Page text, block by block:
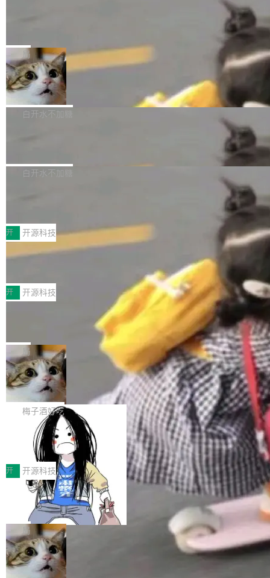
是把这段空隙补上。 回退到任何一次编辑：Delt
aDB 捕获 commit 之间的每一次操作，...
微软同期总资本开支的四成。 与亚马逊、Alpha
bet、微软以及 Meta 等传统科技巨头相比，Spa
ceXAI的资金消耗速度尤为引人瞩目。然而，支
撑庞大支出的资金来源却呈现出截然不同的面
貌。数据显示，微软和 Meta 主要依托充沛的经
一个在终端里运行的编程 agent；Muse Spark
1.2，驱动这个 agent 的新模型。一句话概括：
你可以用 curl -fsSL https://dev.meta.ai/install.
sh | bash 安装一个能在大项目里自动规划、写
代码、验证结果的 AI 终端工具。 据介绍，Muse
个主 agent 循环，外加一组后台 agent。这些后
局
美团开源 LoHoSearch，用知识图谱校
准 AI 能力认知
机器出题的前提，是让机器拥有全局视野。整个
构建流程可以分为四个环节：建图 → 控制难度
白开水不加糖
库，并将作为transport接入Mooncake TENT。
MPComm将作为一种传输引擎接入Mooncake T
ENT，实现零拷贝传输性能提升30%、非零拷贝
传输性能最高提升5倍。UCL-MPComm底层基
于自研UCL-Engine通信引擎，后续腾讯网平将
持续开源更多基于UCL-Engine的高性能通信组
件。 腾讯网平团队在UCL-MPComm中实现了一
个独立于业务线程的全局通信引擎（Engine），
白开水不加糖
型案例入选名单》，深信服“面向企业研发场景的
开源 AI 编程平台 CoStrict 应用”凭借卓越的技术
创新与落地成效成功入选。 全链路私有化部署，
助力企业AI研发安全落地 当前，越来越多企业已
经开始引入 AI Coding 工具，通过调用公有云模
型或企业内部部署模型提升研发效率。但随着 AI
Coding 从个人辅助工具逐步走向团队级、组织
级应用，企业在规模化落地过程中，对安全性、
可控性和代码质量提出了更高要求。 首先是数据
安全与合规要求。对于大多数普通研发场景，公
有云模型能够满足快速试用和效率提升的需求。
但对于金融、能源、医疗等对数据安全要求较...
开 开源科技
深信服AI算力网关入选工信部人工智能
前不久，工业和信息化部正式发布《2025年人工
智能应用典型案例名单》，集中展示人工智能在
各领域的应用成果，覆盖技术底座、行业赋能、
产品应用、支撑保障、专题等五大方向。深信服
AI算力网关（AI创新平台）成功入选！ 随着各行
各业的Agent走向规模化建设，算力构成形态逐
渐丰富，用户关注的重点也在发生变化：不只是
让AI用起来，还要进一步看清混合算力时代下，
Token花在哪里、算力是否被充分利用，以及持
续增长的AI成本该如何优化。 深信服AI算力网关
正是围绕这些实际问题，从Token治理和成本治
理两个方面，让用户的每一份算力都看得清、管
得住、用得稳、省得下、更安全！ 一、从现在开
始，Token使用一目...
开 开源科技
Jeff Dean 离开 Google：一个时代的结
束，一个实验室的开始
Google 员工编号 20。MapReduce 作者之一。
Bigtable 作者之一。TensorFlow 的作者之一。
Gemini 的架构师。Google 首席科学家。 Jeff D
ean 在 Google 工作了 27 年后，宣布离职。 他
不是一个人走。一同离开的还有 Sanjay Ghema
wat（Google 员工编号 23，Jeff Dean 二十多
年的编程搭档，MapReduce 和 Bigtable 的共同
作者）、Quoc Le（Google 大脑核心成员，Se
q2Seq 和 DocAI 的共同发明人）以及 Oriol Vin
yals（Gemini 联合负责人，AlphaSta...
局
🔥 SolonCode v2026.8.4 发布：界面
字体可调、22 种语言、记忆搜索增强
打开终端就能上岗的全中文编码智能体，这一轮
把「看得清、用母语、记得住」三件事一次补
齐。 SolonCode 是什么 SolonCode 是杭州无
耳科技研发的企业级终端编码智能体——一位全
中文驱动的数字员工，自主理解需求、规划步
骤、编写代码。不挑模型、不挑平台，curl 一行
装完即用。 开源地址：Gitee · GitCode · GitHu
b 安装 支持 Java 8+（8~26）、macOS / Linu
x / Windows / Harmony PC。 # macOS / Linu
x / Harmony PC curl -fsSL https://solon.noea
r.org/solon...
梅子酒好吃
让“代码语义理解”深度释放AI Coding
价值潜能：华为云码道（CodeArts）
代码仓技术解析
一、代码仓深度理解技术的作用与价值 在软件工
程实践中，代码仓是企业核心知识资产的主要载
体。企业级代码仓库通常包含数十万乃至数百万
个文件，其规模远超单次模型调用可承载的上下
文窗口。随着项目规模的持续扩张与代码历史的
不断累积，代码仓中的模块关系、接口契约、业
务逻辑等关键信息往往分散于数十乃至数百个文
件之中，形成高度复杂的知识关联网络。传统的
代码检索手段（如关键词匹配、目录遍历）仅能
开 开源科技
一条“删库”命令跑 17 小时，算法工程
师删光 89TB 数据只为干私活
最高人民检察院8月4日公布了一起案件：北京一
名90后算法工程师王某，为了给自己接的私活腾
服务器空间，删光了公司AI游戏部门的全部核心
数据。 王某2024年1月入职东城区某科技公司AI
短剧部门，有互联网大厂背景。在公司内部架构
局
Cloudflare 分享推理优化实践：KV ca
che 量化 + 权重压缩，吞吐量提升 4
Kimi 和 GLM 是当前最强的大模型系列之一，但